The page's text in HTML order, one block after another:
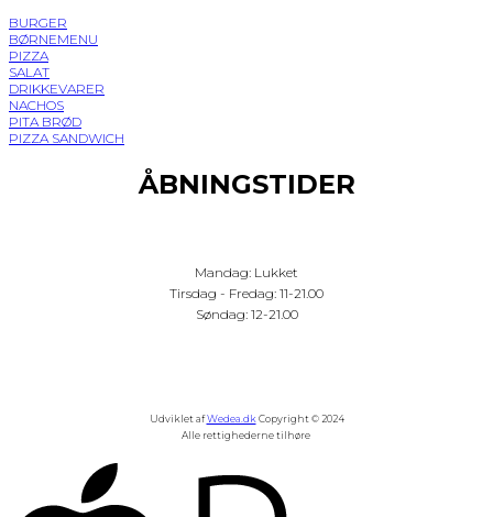
BURGER
BØRNEMENU
PIZZA
SALAT
DRIKKEVARER
NACHOS
PITA BRØD
PIZZA SANDWICH
ÅBNINGSTIDER
Mandag: Lukket
Tirsdag - Fredag: 11-21.00
Søndag: 12-21.00
Udviklet afWedea.dk Copyright © 2024
Alle rettighederne tilhøre